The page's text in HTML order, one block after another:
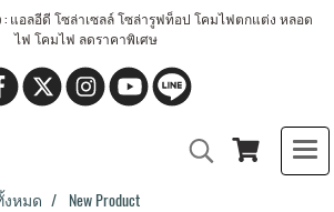
: แอลอีดี โซล่าเซลล์ โซล่ารูฟท็อป โคมไฟตกแต่ง หลอด
ไฟ โคมไฟ ลดราคาพิเศษ
หมด
New Product